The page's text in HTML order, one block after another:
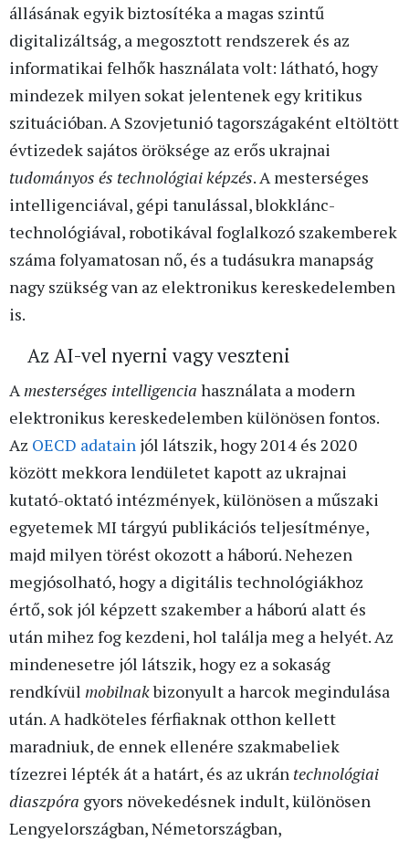
állásának egyik biztosítéka a magas szintű
digitalizáltság, a megosztott rendszerek és az
informatikai felhők használata volt: látható, hogy
mindezek milyen sokat jelentenek egy kritikus
szituációban. A Szovjetunió tagországaként eltöltött
évtizedek sajátos öröksége az erős ukrajnai
tudományos és technológiai képzés. A mesterséges
intelligenciával, gépi tanulással, blokklánc-
technológiával, robotikával foglalkozó szakemberek
száma folyamatosan nő, és a tudásukra manapság
nagy szükség van az elektronikus kereskedelemben
is.
Az AI-vel nyerni vagy veszteni
A mesterséges intelligencia használata a modern
elektronikus kereskedelemben különösen fontos.
Az OECD adatain jól látszik, hogy 2014 és 2020
között mekkora lendületet kapott az ukrajnai
kutató-oktató intézmények, különösen a műszaki
egyetemek MI tárgyú publikációs teljesítménye,
majd milyen törést okozott a háború. Nehezen
megjósolható, hogy a digitális technológiákhoz
értő, sok jól képzett szakember a háború alatt és
után mihez fog kezdeni, hol találja meg a helyét. Az
mindenesetre jól látszik, hogy ez a sokaság
rendkívül mobilnakbizonyult a harcok megindulása
után. A hadköteles férfiaknak otthon kellett
maradniuk, de ennek ellenére szakmabeliek
tízezrei lépték át a határt, és az ukrán technológiai
diaszpóra gyors növekedésnek indult, különösen
Lengyelországban, Németországban,